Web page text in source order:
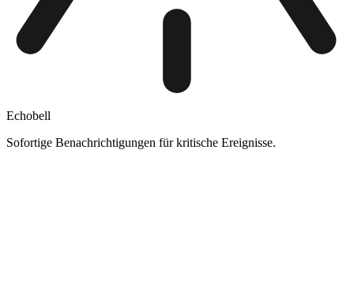
Echobell
Sofortige Benachrichtigungen für kritische Ereignisse.